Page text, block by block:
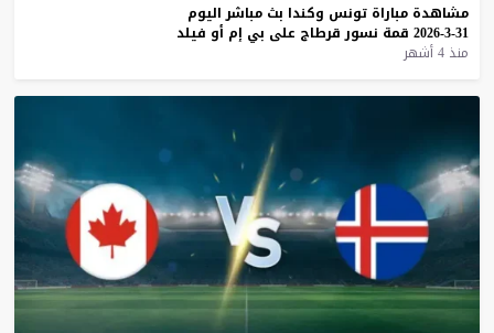
مشاهدة مباراة تونس وكندا بث مباشر اليوم
31-3-2026
قمة نسور قرطاج على بي إم أو فيلد
منذ 4 أشهر